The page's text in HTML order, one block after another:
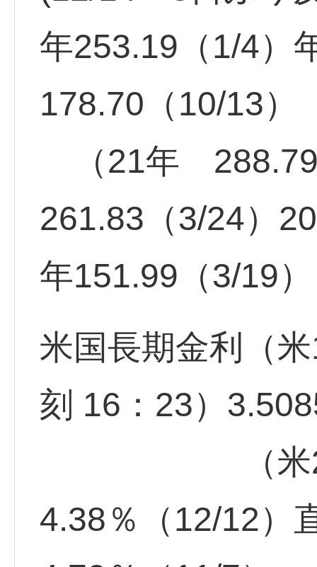
年253.19（1/4
178.70（10/13）
（21年 288.79
261.83（3/24）
年151.99（3/19
米国長期金利（
刻 16：23）
（米2年
4.38％（12/12）